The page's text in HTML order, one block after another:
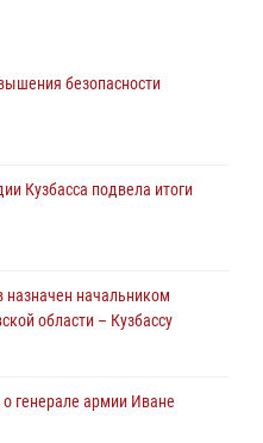
новый федеральный закон о
виновника причинения
имущество
действия и защитили
безопасности
Кузбасса подвела итоги
назначен начальником
области – Кузбассу
генерале армии Иване